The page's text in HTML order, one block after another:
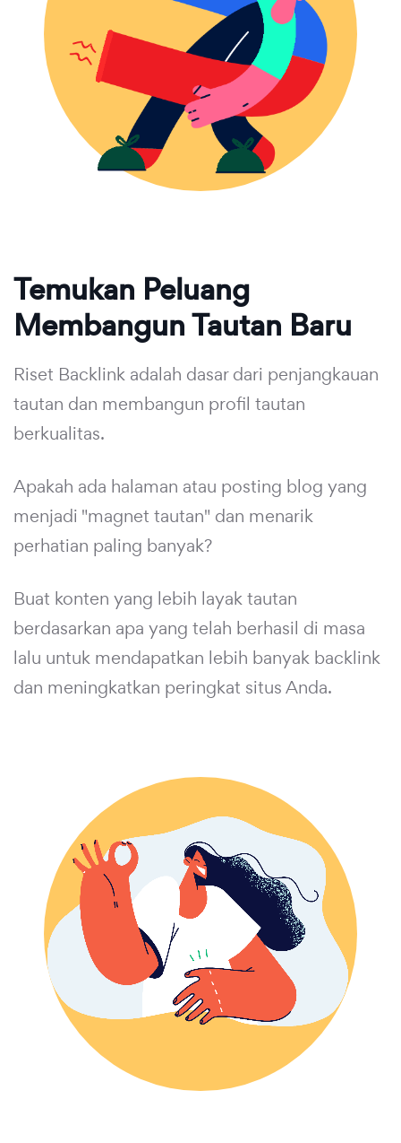
Temukan Peluang
Membangun Tautan Baru
Riset Backlink adalah dasar dari penjangkauan
tautan dan membangun profil tautan
berkualitas.
Apakah ada halaman atau posting blog yang
menjadi "magnet tautan" dan menarik
perhatian paling banyak?
Buat konten yang lebih layak tautan
berdasarkan apa yang telah berhasil di masa
lalu untuk mendapatkan lebih banyak backlink
dan meningkatkan peringkat situs Anda.